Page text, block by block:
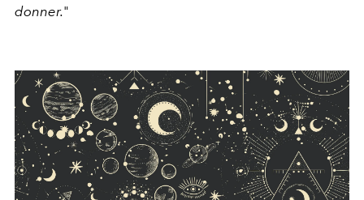
donner."